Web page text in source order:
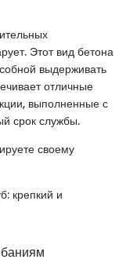
Этот вид бетона
выдерживать
отличные
выполненные с
срок службы.
своему
крепкий и